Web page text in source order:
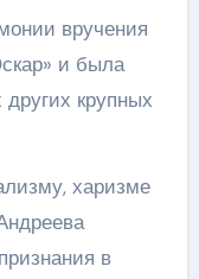
вручения
и была
крупных
харизме
в